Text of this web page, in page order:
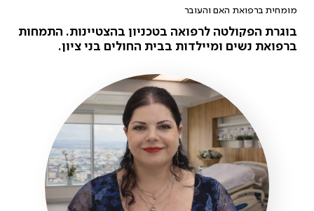
מומחית ברפואת האם והעובר
בוגרת הפקולטה לרפואה בטכניון בהצטיינות. התמחות
ברפואת נשים ומיילדות בבית החולים בני ציון.